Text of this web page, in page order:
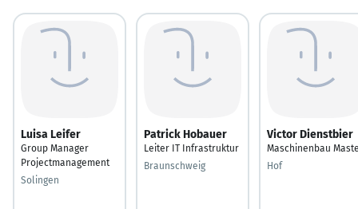
Luisa Leifer
Group Manager
Projectmanagement
Solingen
Patrick Hobauer
Leiter IT Infrastruktur
Braunschweig
Victor Dienstbier
Maschinenbau
Hof